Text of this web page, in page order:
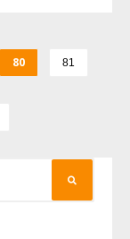
80 81